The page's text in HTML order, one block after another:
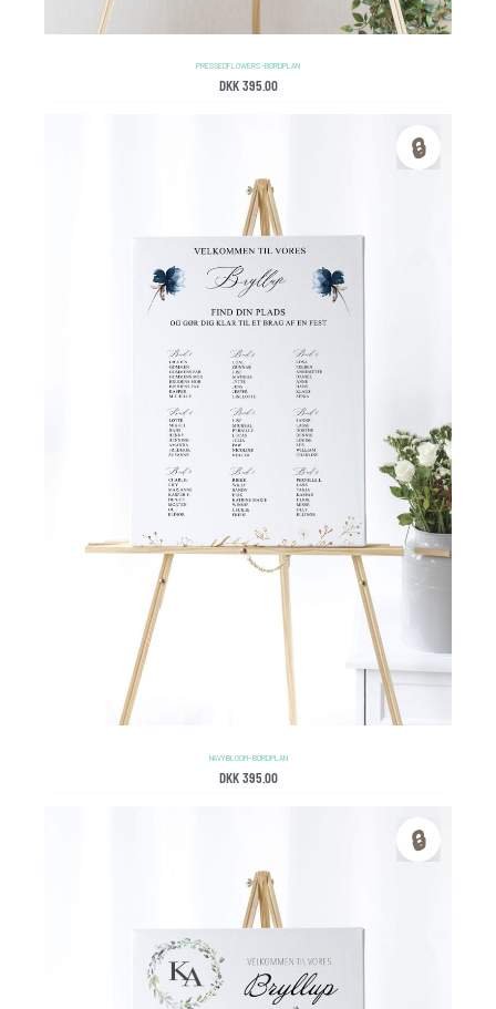
PRESSED FLOWERS – BORDPLAN
DKK395.00
🔒
NAVY BLOOM – BORDPLAN
DKK395.00
🔒